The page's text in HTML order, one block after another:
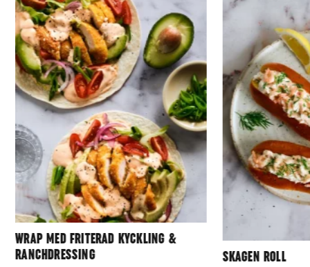
WRAP MED FRITERAD KYCKLING &
RANCHDRESSING
SKAGEN ROLL